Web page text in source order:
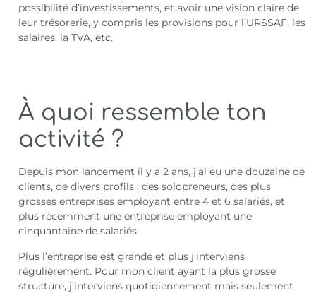
possibilité d’investissements, et avoir une vision claire de
leur trésorerie, y compris les provisions pour l’URSSAF, les
salaires, la TVA, etc.
À quoi ressemble ton
activité ?
Depuis mon lancement il y a 2 ans, j’ai eu une douzaine de
clients, de divers profils : des solopreneurs, des plus
grosses entreprises employant entre 4 et 6 salariés, et
plus récemment une entreprise employant une
cinquantaine de salariés.
Plus l’entreprise est grande et plus j’interviens
régulièrement. Pour mon client ayant la plus grosse
structure, j’interviens quotidiennement mais seulement